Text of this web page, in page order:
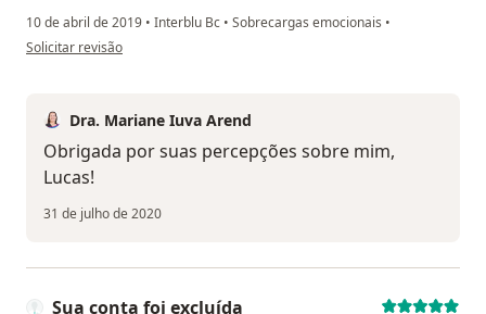
10 de abril de 2019 • Interblu Bc • Sobrecargas emocionais •
na opinião do utilizador Sua conta foi excluída
Solicitar revisão
Dra. Mariane Iuva Arend
Obrigada por suas percepções sobre mim,
Lucas!
31 de julho de 2020
Sua conta foi excluída